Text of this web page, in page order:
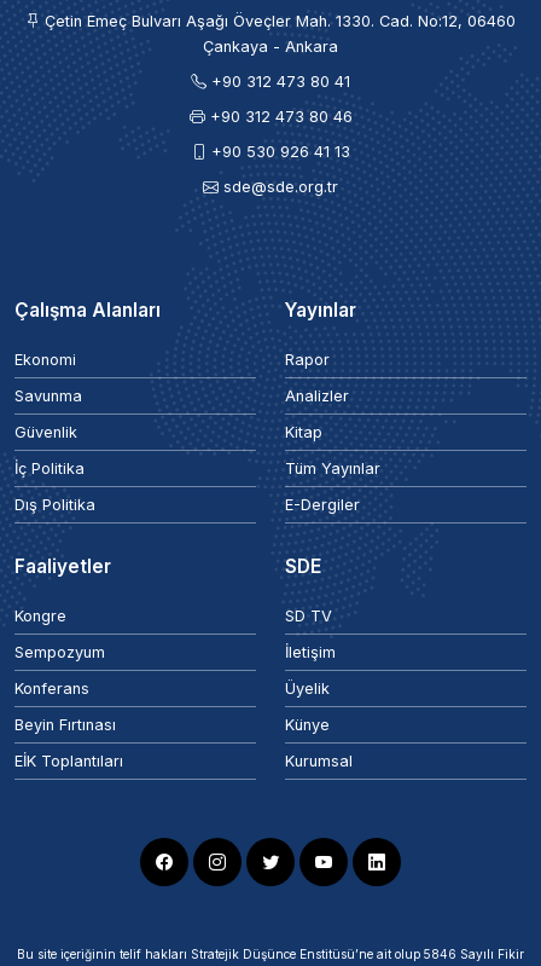
Çetin Emeç Bulvarı Aşağı Öveçler Mah. 1330. Cad. No:12, 06460
Çankaya - Ankara
+90 312 473 80 41
+90 312 473 80 46
+90 530 926 41 13
sde@sde.org.tr
Çalışma Alanları
Ekonomi
Savunma
Güvenlik
İç Politika
Dış Politika
Yayınlar
Rapor
Analizler
Kitap
Tüm Yayınlar
E-Dergiler
Faaliyetler
Kongre
Sempozyum
Konferans
Beyin Fırtınası
EİK Toplantıları
SDE
SD TV
İletişim
Üyelik
Künye
Kurumsal
Bu site içeriğinin telif hakları Stratejik Düşünce Enstitüsü’ne ait olup 5846 Sayılı Fikir